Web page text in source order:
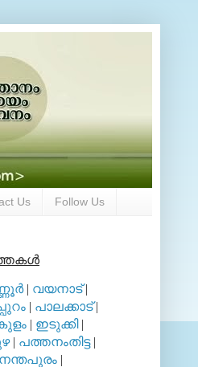
Us Follow Us
| വയനാട്|
| പാലക്കാട്|
| ഇടുക്കി|
| പത്തനംതിട്ട|
|